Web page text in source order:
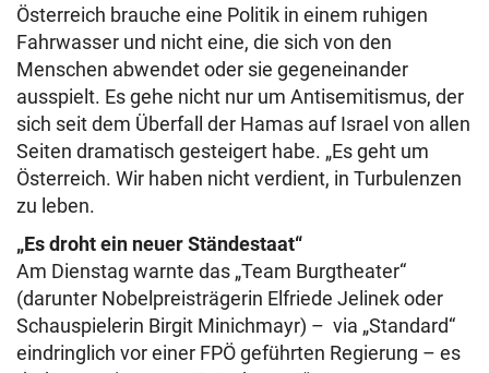
Österreich brauche eine Politik in einem ruhigen
Fahrwasser und nicht eine, die sich von den
Menschen abwendet oder sie gegeneinander
ausspielt. Es gehe nicht nur um Antisemitismus, der
sich seit dem Überfall der Hamas auf Israel von allen
Seiten dramatisch gesteigert habe. „Es geht um
Österreich. Wir haben nicht verdient, in Turbulenzen
zu leben.
„Es droht ein neuer Ständestaat“
Am Dienstag warnte das „Team Burgtheater“
(darunter Nobelpreisträgerin Elfriede Jelinek oder
Schauspielerin Birgit Minichmayr) – via „Standard“
eindringlich vor einer FPÖ geführten Regierung – es